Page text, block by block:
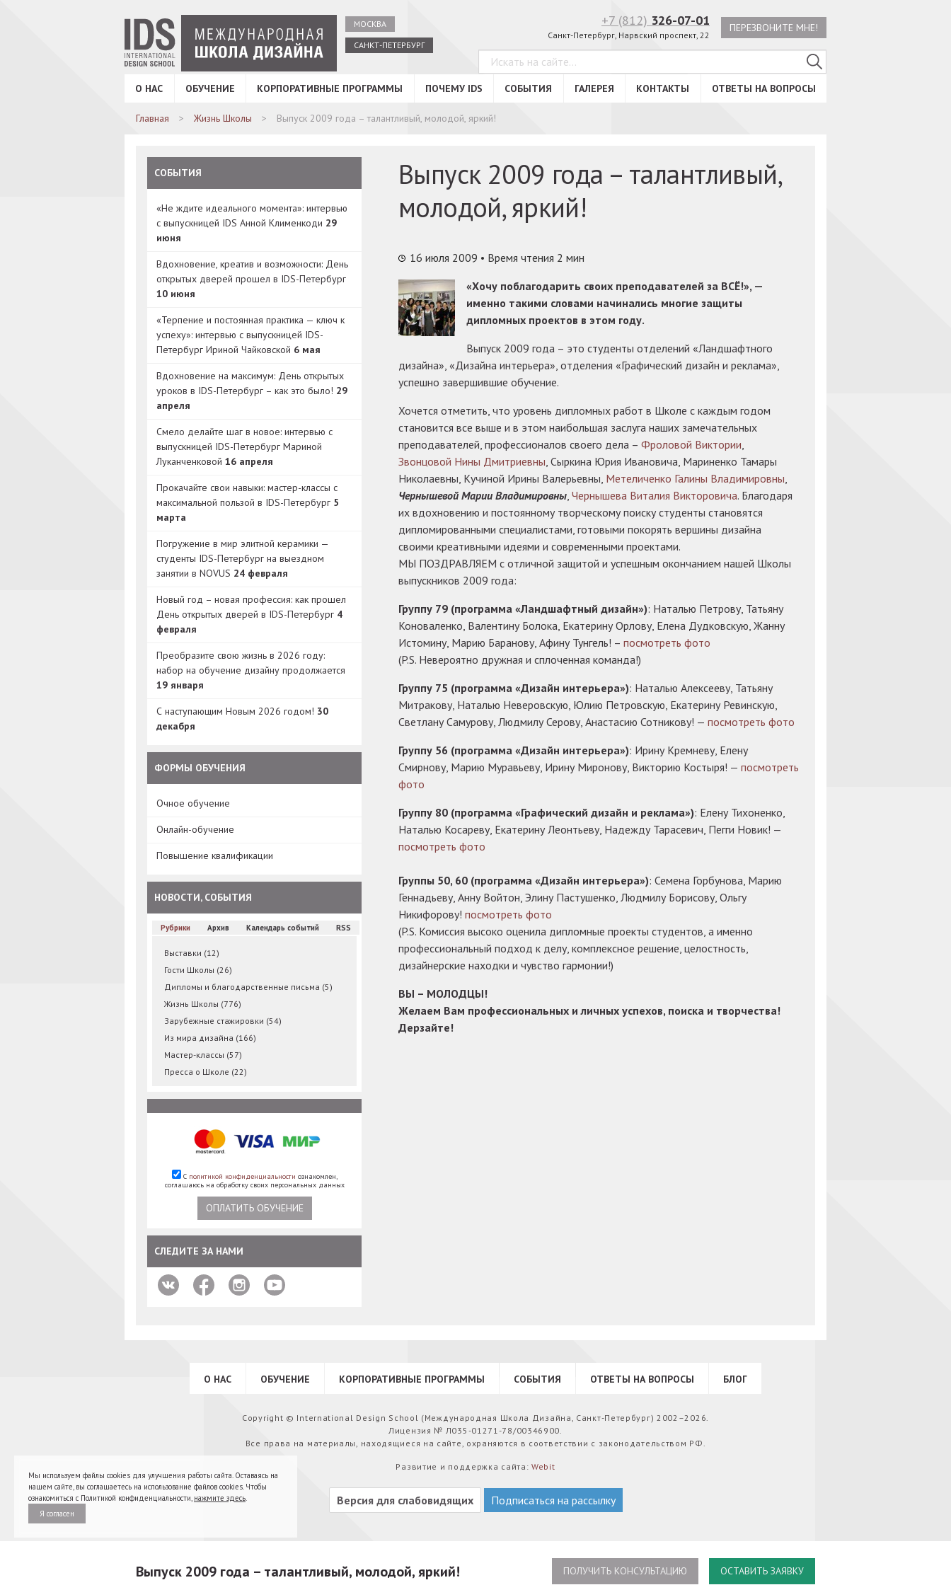
МОСКВА
САНКТ-ПЕТЕРБУРГ
+7 (812) 326-07-01
Санкт-Петербург, Нарвский проспект, 22
ПЕРЕЗВОНИТЕ МНЕ!
О НАС ОБУЧЕНИЕ КОРПОРАТИВНЫЕ ПРОГРАММЫ ПОЧЕМУ IDS СОБЫТИЯ ГАЛЕРЕЯ КОНТАКТЫ ОТВЕТЫ НА ВОПРОСЫ
Главная Жизнь Школы Выпуск 2009 года – талантливый, молодой, яркий!
СОБЫТИЯ
«Не ждите идеального момента»: интервью
с выпускницей IDS Анной Клименкоди 29
июня
Вдохновение, креатив и возможности: День
открытых дверей прошел в IDS-Петербург
10 июня
«Терпение и постоянная практика — ключ к
успеху»: интервью с выпускницей IDS-
Петербург Ириной Чайковской 6 мая
Вдохновение на максимум: День открытых
уроков в IDS-Петербург – как это было! 29
апреля
Смело делайте шаг в новое: интервью с
выпускницей IDS-Петербург Мариной
Луканченковой 16 апреля
Прокачайте свои навыки: мастер-классы с
максимальной пользой в IDS-Петербург 5
марта
Погружение в мир элитной керамики —
студенты IDS-Петербург на выездном
занятии в NOVUS 24 февраля
Новый год – новая профессия: как прошел
День открытых дверей в IDS-Петербург 4
февраля
Преобразите свою жизнь в 2026 году:
набор на обучение дизайну продолжается
19 января
С наступающим Новым 2026 годом! 30
декабря
ФОРМЫ ОБУЧЕНИЯ
Очное обучение
Онлайн-обучение
Повышение квалификации
НОВОСТИ, СОБЫТИЯ
Рубрики Архив Календарь событий RSS
Выставки (12)
Гости Школы (26)
Дипломы и благодарственные письма (5)
Жизнь Школы (776)
Зарубежные стажировки (54)
Из мира дизайна (166)
Мастер-классы (57)
Пресса о Школе (22)
С политикой конфиденциальности ознакомлен,
соглашаюсь на обработку своих персональных данных
ОПЛАТИТЬ ОБУЧЕНИЕ
СЛЕДИТЕ ЗА НАМИ
Выпуск 2009 года – талантливый,
молодой, яркий!
16 июля 2009 • Время чтения 2 мин
«Хочу поблагодарить своих преподавателей за ВСЁ!», —
именно такими словами начинались многие защиты
дипломных проектов в этом году.
Выпуск 2009 года – это студенты отделений «Ландшафтного
дизайна», «Дизайна интерьера», отделения «Графический дизайн и реклама»,
успешно завершившие обучение.
Хочется отметить, что уровень дипломных работ в Школе с каждым годом
становится все выше и в этом наибольшая заслуга наших замечательных
преподавателей, профессионалов своего дела – Фроловой Виктории,
Звонцовой Нины Дмитриевны, Сыркина Юрия Ивановича, Мариненко Тамары
Николаевны, Кучиной Ирины Валерьевны, Метеличенко Галины Владимировны,
Чернышевой Марии Владимировны, Чернышева Виталия Викторовича. Благодаря
их вдохновению и постоянному творческому поиску студенты становятся
дипломированными специалистами, готовыми покорять вершины дизайна
своими креативными идеями и современными проектами.
МЫ ПОЗДРАВЛЯЕМ с отличной защитой и успешным окончанием нашей Школы
выпускников 2009 года:
Группу 79 (программа «Ландшафтный дизайн»): Наталью Петрову, Татьяну
Коноваленко, Валентину Болока, Екатерину Орлову, Елена Дудковскую, Жанну
Истомину, Марию Баранову, Афину Тунгель! – посмотреть фото
(P.S. Невероятно дружная и сплоченная команда!)
Группу 75 (программа «Дизайн интерьера»): Наталью Алексееву, Татьяну
Митракову, Наталью Неверовскую, Юлию Петровскую, Екатерину Ревинскую,
Светлану Самурову, Людмилу Серову, Анастасию Сотникову! — посмотреть фото
Группу 56 (программа «Дизайн интерьера»): Ирину Кремневу, Елену
Смирнову, Марию Муравьеву, Ирину Миронову, Викторию Костыря! — посмотреть
фото
Группу 80 (программа «Графический дизайн и реклама»): Елену Тихоненко,
Наталью Косареву, Екатерину Леонтьеву, Надежду Тарасевич, Пегги Новик! —
посмотреть фото
Группы 50, 60 (программа «Дизайн интерьера»): Семена Горбунова, Марию
Геннадьеву, Анну Войтон, Элину Пастушенко, Людмилу Борисову, Ольгу
Никифорову! посмотреть фото
(P.S. Комиссия высоко оценила дипломные проекты студентов, а именно
профессиональный подход к делу, комплексное решение, целостность,
дизайнерские находки и чувство гармонии!)
ВЫ – МОЛОДЦЫ!
Желаем Вам профессиональных и личных успехов, поиска и творчества!
Дерзайте!
О НАС ОБУЧЕНИЕ КОРПОРАТИВНЫЕ ПРОГРАММЫ СОБЫТИЯ ОТВЕТЫ НА ВОПРОСЫ БЛОГ
Copyright © International Design School (Международная Школа Дизайна, Санкт-Петербург) 2002–2026.
Лицензия № Л035-01271-78/00346900.
Все права на материалы, находящиеся на сайте, охраняются в соответствии с законодательством РФ.
Развитие и поддержка сайта:Webit
Версия для слабовидящих Подписаться на рассылку
Выпуск 2009 года – талантливый, молодой, яркий! ПОЛУЧИТЬ КОНСУЛЬТАЦИЮ ОСТАВИТЬ ЗАЯВКУ
Мы используем файлы cookies для улучшения работы сайта. Оставаясь на
нашем сайте, вы соглашаетесь на использование файлов cookies. Чтобы
ознакомиться с Политикой конфиденциальности, нажмите здесь.
Я согласен